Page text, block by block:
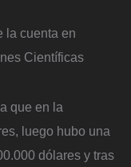
la cuenta en
Científicas
que en la
luego hubo una
dólares y tras